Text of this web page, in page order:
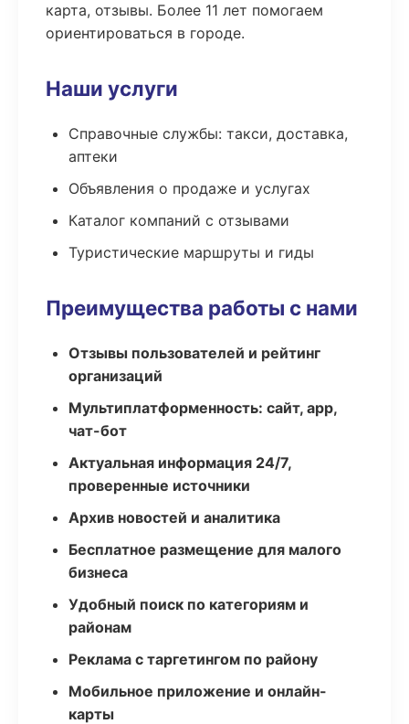
карта, отзывы. Более 11 лет помогаем
ориентироваться в городе.
Наши услуги
Справочные службы: такси, доставка,
аптеки
Объявления о продаже и услугах
Каталог компаний с отзывами
Туристические маршруты и гиды
Преимущества работы с нами
Отзывы пользователей и рейтинг
организаций
Мультиплатформенность: сайт, app,
чат-бот
Актуальная информация 24/7,
проверенные источники
Архив новостей и аналитика
Бесплатное размещение для малого
бизнеса
Удобный поиск по категориям и
районам
Реклама с таргетингом по району
Мобильное приложение и онлайн-
карты